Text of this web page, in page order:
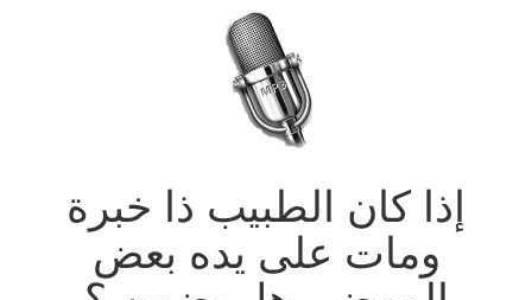
إذا كان الطبيب ذا خبرة
ومات على يده بعض